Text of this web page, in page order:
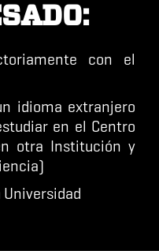
con el
idioma extranjero
en el Centro
otra Institución y